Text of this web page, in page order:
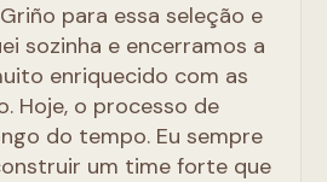
para essa seleção e
sozinha e encerramos a
enriquecido com as
Hoje, o processo de
do tempo. Eu sempre
um time forte que